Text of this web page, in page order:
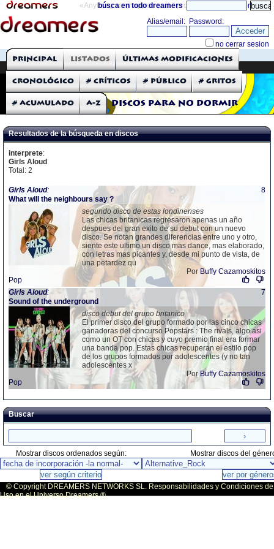
«Anything can happen and it probably will» directorio
búsca en todo dreamers
THE DREAMERS
Críticas: Discos
Discos para no dormir
Principal Listados Últimas modificaciones
Cronológico # Críticos # Público # Gritos
# Acumulado A-Z
Resultados de la búsqueda en discos
interprete:
Girls Aloud
Total: 2
Girls Aloud:
What will the neighbours say ?
8
segundo disco de estas londinenses
Las chicas britanicas regresaron apenas un año
despues del gran exito de su debut con un nuevo
disco. Se notan grandes diferencias entre uno y otro,
siente este ultimo un disco mas dance, mas elaborado,
con letras mas picantes y, desde mi punto de vista, de
una petardez qu
Por Buffy Cazamoskitos
Pop
Girls Aloud:
Sound of the underground
7
disco debut del grupo britanico
El primer disco del grupo formado por las cinco chicas
ganadoras del concurso Popstars : The rivals, algo asi
como un OT con chicas y cuyo premio final era formar
una banda pop. Estas chicas recuperan el estilo pop
de los grupos formados por adolescentes (y no tan
adolescentes x
Por Buffy Cazamoskitos
Pop
Buscar
Mostrar discos ordenados según: Mostrar discos del
© Copyright DREAMERS NETWORKS SL. Responsabilidades y Condiciones de
Uso en el Universo Dreamers ®